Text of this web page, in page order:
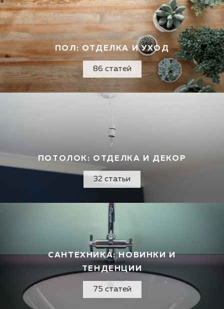
ПОЛ: ОТДЕЛКА И УХОД
86 статей
ПОТОЛОК: ОТДЕЛКА И ДЕКОР
32 статьи
САНТЕХНИКА: НОВИНКИ И
ТЕНДЕНЦИИ
75 статей